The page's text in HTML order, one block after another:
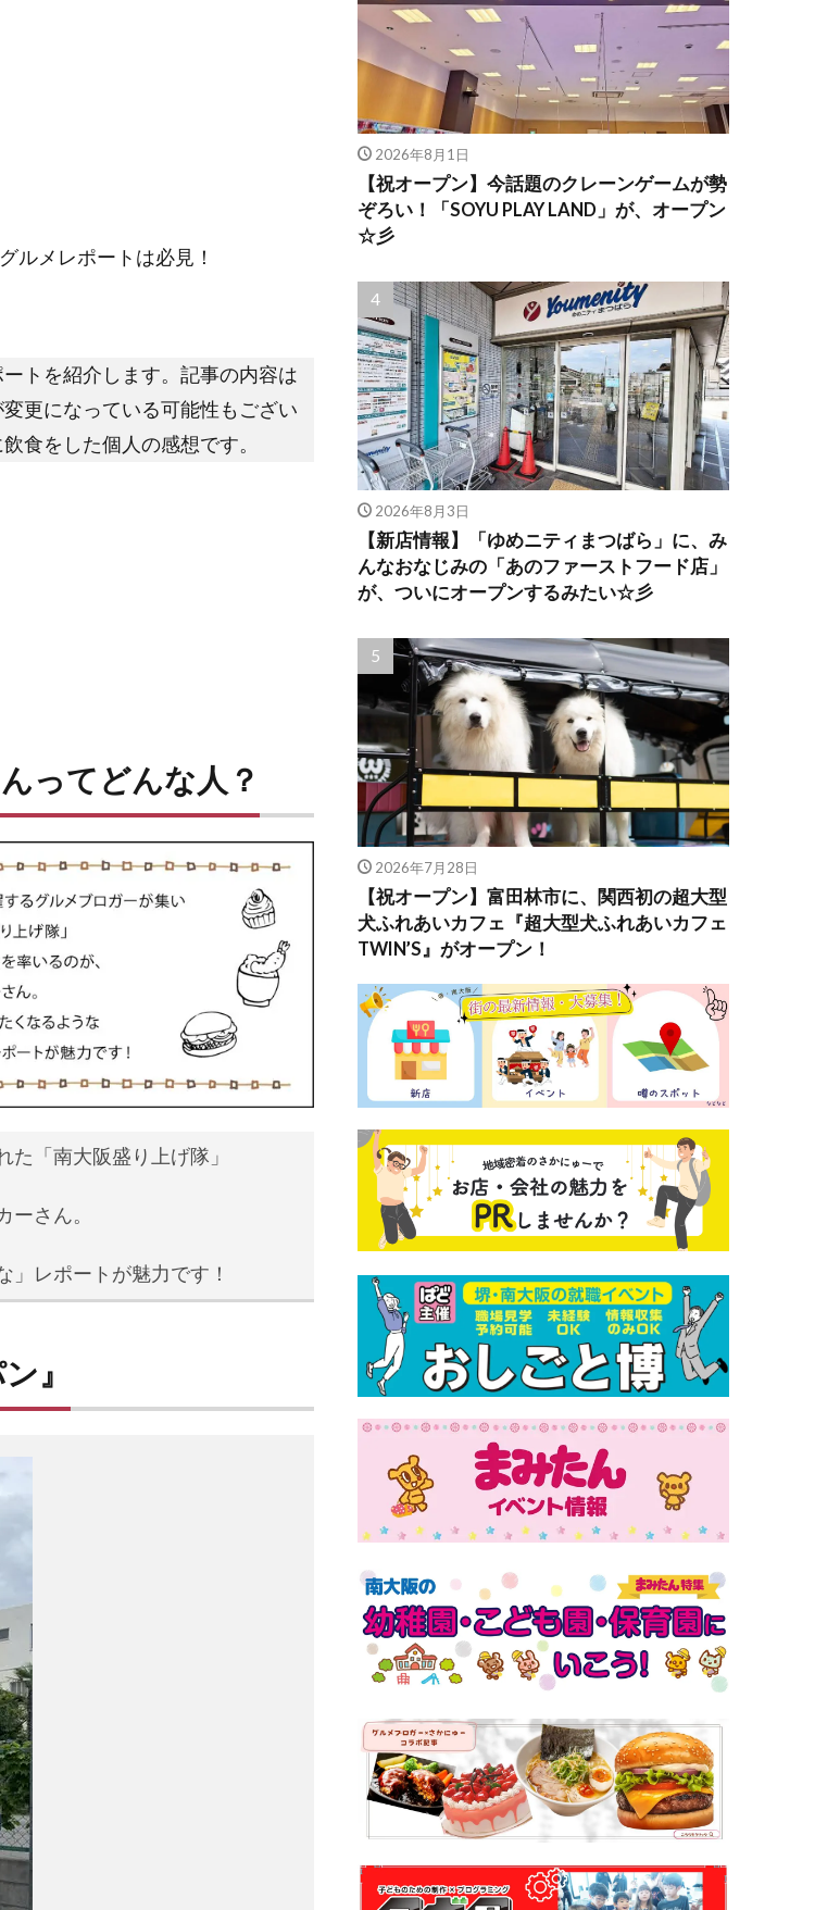
ルメレポートは必見！
トを紹介します。記事の内容は
更になっている可能性もござい
食をした個人の感想です。
ってどんな人？
「南大阪盛り上げ隊」
さん。
レポートが魅力です！
』
2026年8月1日
【祝オープン】今話題のクレーンゲームが勢
ぞろい！「SOYU PLAY LAND」が、オープン
☆彡
2026年8月3日
【新店情報】「ゆめニティまつばら」に、み
んなおなじみの「あのファーストフード店」
が、ついにオープンするみたい☆彡
2026年7月28日
【祝オープン】富田林市に、関西初の超大型
犬ふれあいカフェ『超大型犬ふれあいカフェ
TWIN’S』がオープン！